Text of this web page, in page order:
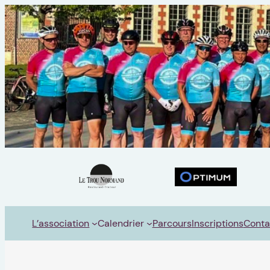
L’association Calendrier ParcoursInscriptions